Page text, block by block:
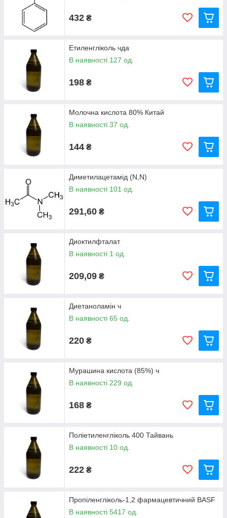
432 ₴
Етиленгліколь чда
В наявності 127 од.
198 ₴
Молочна кислота 80% Китай
В наявності 37 од.
144 ₴
Диметилацетамід (N,N)
В наявності 101 од.
291,60 ₴
Диоктилфталат
В наявності 1 од.
209,09 ₴
Диетаноламін ч
В наявності 65 од.
220 ₴
Мурашина кислота (85%) ч
В наявності 229 од.
168 ₴
Поліетиленгліколь 400 Тайвань
В наявності 10 од.
222 ₴
Пропіленгліколь-1,2 фармацевтичний BASF
В наявності 5417 од.